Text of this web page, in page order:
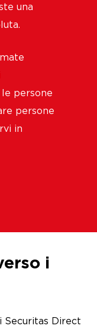
una
le persone
persone
in
i
Securitas Direct